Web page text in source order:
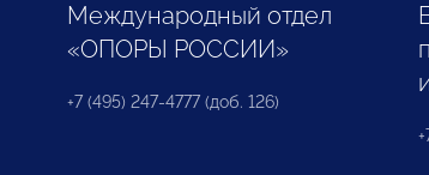
Международный отдел
«ОПОРЫ РОССИИ»
+7 (495) 247-4777 (доб. 126)